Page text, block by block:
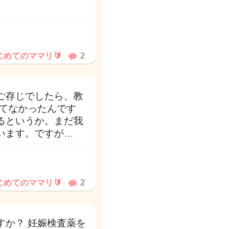
めてのママリ🔰 2
存じでしたら、教
なかったんです
というか。まだ我
ます。ですが…
めてのママリ🔰 2
か？ 妊娠検査薬を